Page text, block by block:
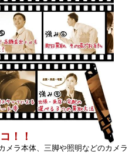
！！
メラ本体、三脚や照明などのカメラ